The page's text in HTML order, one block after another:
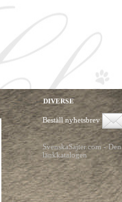
DIVERSE
Beställ nyhetsbrev
SvenskaSajter.com -
länkkatalogen